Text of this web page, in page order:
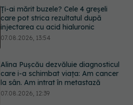
07.08.2026, 13:54
Alina Pușcău dezvăluie diagnosticul
care i-a schimbat viața: Am cancer
07.08.2026, 12:39
Dieta care poate crește brusc
colesterolul. Cine este mai expus